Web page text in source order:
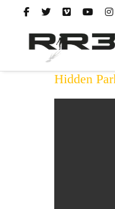
Hidden